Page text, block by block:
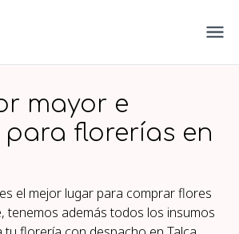
mayor e
para florerías en
el mejor lugar para comprar flores
tenemos además todos los insumos